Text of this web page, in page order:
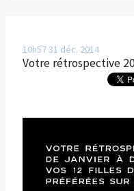
10h5731 déc. 2014
Votre rétrospective